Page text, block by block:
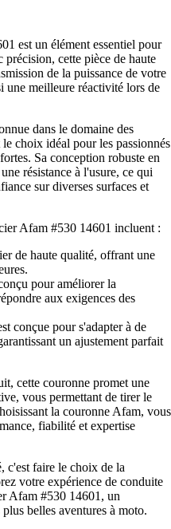
est un élément essentiel pour
cette pièce de haute
de la puissance de votre
une meilleure réactivité lors de
dans le domaine des
choix idéal pour les passionnés
Sa conception robuste en
résistance à l'usure, ce qui
sur diverses surfaces et
Afam #530 14601 incluent :
de haute qualité, offrant une
pour améliorer la
aux exigences des
conçue pour s'adapter à de
un ajustement parfait
cette couronne promet une
vous permettant de tirer le
la couronne Afam, vous
fiabilité et expertise
c'est faire le choix de la
votre expérience de conduite
Afam #530 14601, un
belles aventures à moto.